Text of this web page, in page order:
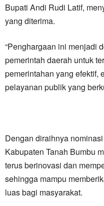
Bupati Andi Rudi Latif,
yang diterima.
“Penghargaan ini menjadi
pemerintah daerah untuk
pemerintahan yang efektif,
pelayanan publik yang
Dengan diraihnya
Kabupaten Tanah Bumbu
terus berinovasi dan
sehingga mampu
luas bagi masyarakat.